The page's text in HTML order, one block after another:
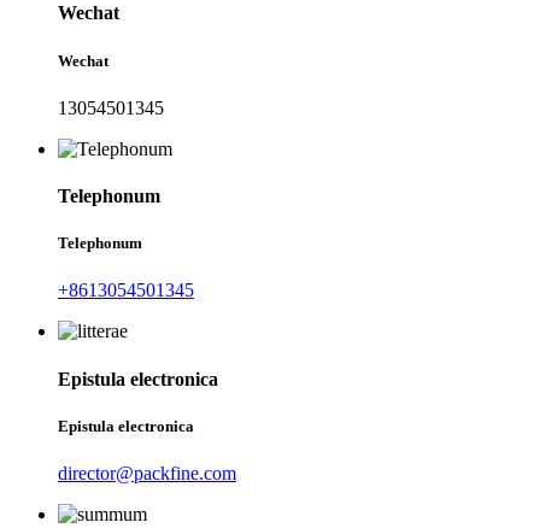
Wechat
Wechat
13054501345
Telephonum
Telephonum
+8613054501345
Epistula electronica
Epistula electronica
director@packfine.com